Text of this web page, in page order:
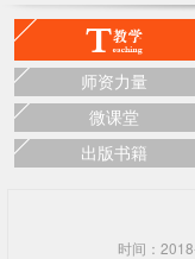
师资力量
微课堂
出版书籍
时间：